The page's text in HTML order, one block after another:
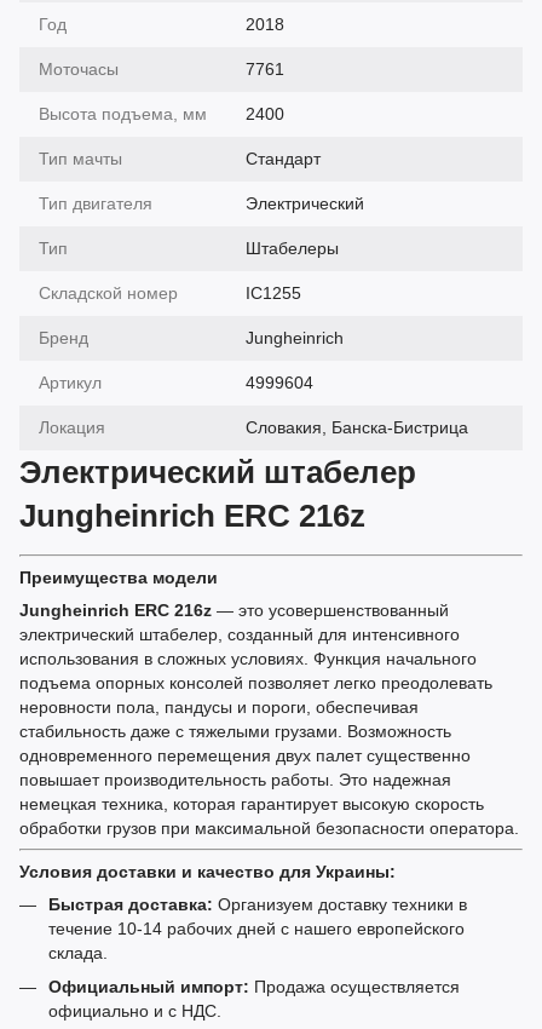
Год 2018
Моточасы 7761
Высота подъема, мм 2400
Тип мачты Cтандарт
Тип двигателя Электрический
Тип Штабелеры
Складской номер IC1255
Бренд Jungheinrich
Артикул 4999604
Локация Словакия, Банска-Бистрица
Электрический штабелер
Jungheinrich ERC 216z
Преимущества модели
Jungheinrich ERC 216z — это усовершенствованный
электрический штабелер, созданный для интенсивного
использования в сложных условиях. Функция начального
подъема опорных консолей позволяет легко преодолевать
неровности пола, пандусы и пороги, обеспечивая
стабильность даже с тяжелыми грузами. Возможность
одновременного перемещения двух палет существенно
повышает производительность работы. Это надежная
немецкая техника, которая гарантирует высокую скорость
обработки грузов при максимальной безопасности оператора.
Условия доставки и качество для Украины:
Быстрая доставка: Организуем доставку техники в
течение 10-14 рабочих дней с нашего европейского
склада.
Официальный импорт: Продажа осуществляется
официально и с НДС.